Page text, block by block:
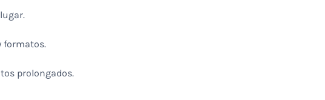
formatos.
prolongados.